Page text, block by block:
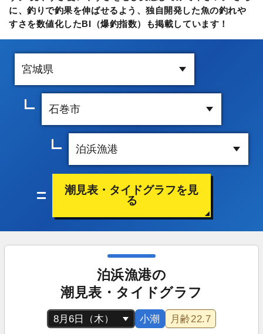
に、釣りで釣果を伸ばせるよう、独自開発した魚の釣れや
すさを数値化したBI（爆釣指数）も掲載しています！
潮見表・タイドグラフを見
る
泊浜漁港の
潮見表・タイドグラフ
小潮 月齢22.7